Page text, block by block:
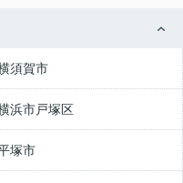
須賀市
浜市戸塚区
塚市